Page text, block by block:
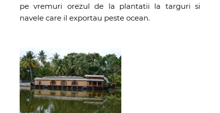
pe vremuri orezul de la plantatii la targuri si
navele care il exportau peste ocean.